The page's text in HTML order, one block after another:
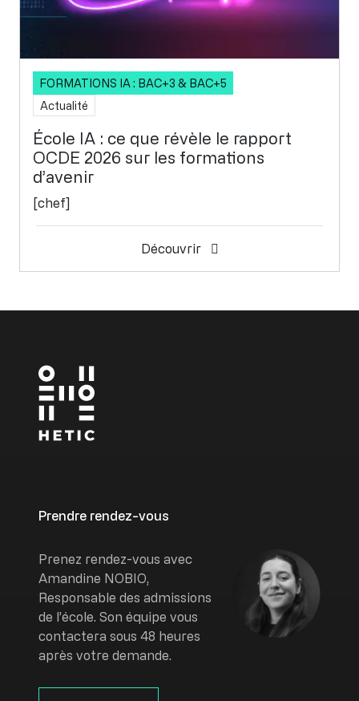
FORMATIONS IA : BAC+3 & BAC+5
Actualité
École IA : ce que révèle le rapport
OCDE 2026 sur les formations
d’avenir
[chef]
Découvrir
Prendre rendez-vous
Image
Prenez rendez-vous avec
Amandine NOBIO,
Responsable des admissions
de l’école. Son équipe vous
contactera sous 48 heures
après votre demande.